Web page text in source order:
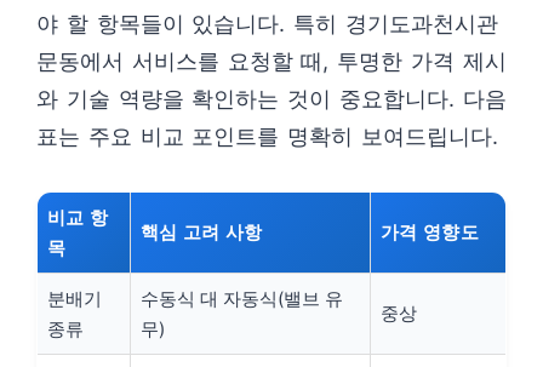
야 할 항목들이 있습니다. 특히 경기도과천시관
문동에서 서비스를 요청할 때, 투명한 가격 제시
와 기술 역량을 확인하는 것이 중요합니다. 다음
표는 주요 비교 포인트를 명확히 보여드립니다.
비교 항
목
핵심 고려 사항 가격 영향도
분배기
종류
수동식 대 자동식(밸브 유
무)
중상